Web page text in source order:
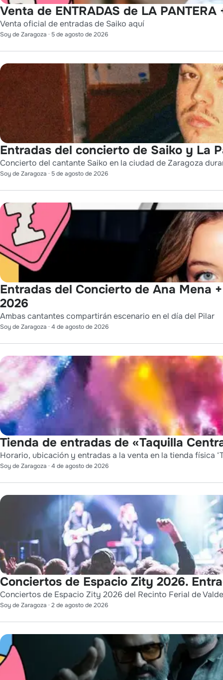
Venta de ENTRADAS de LA
Venta oficial de entradas de Saiko aquí
Soy de Zaragoza · 5 de agosto de 2026
Entradas del concierto de Saiko y La
Concierto del cantante Saiko en la ciudad de Zaragoza
Soy de Zaragoza · 5 de agosto de 2026
Entradas del Concierto de Ana Mena
2026
Ambas cantantes compartirán escenario en el día del Pilar
Soy de Zaragoza · 4 de agosto de 2026
Tienda de entradas de «Taquilla
Horario, ubicación y entradas a la venta en la tienda física
Soy de Zaragoza · 4 de agosto de 2026
Conciertos de Espacio Zity 2026.
Conciertos de Espacio Zity 2026 del Recinto Ferial de
Soy de Zaragoza · 2 de agosto de 2026